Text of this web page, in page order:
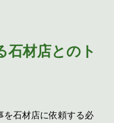
石材店とのト
を石材店に依頼する必